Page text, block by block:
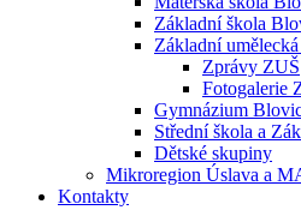
Základní škola
Základní
Zprávy ZUŠ
Fotogalerie
Gymnázium
Střední škola a
Dětské skupiny
Mikroregion Úslava a
Kontakty